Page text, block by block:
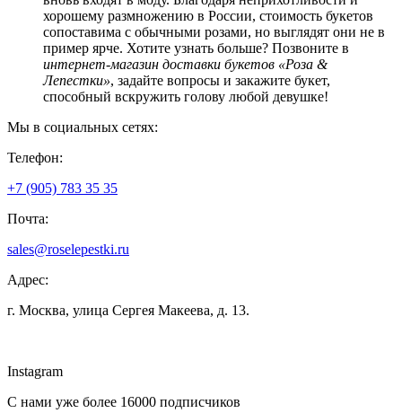
хорошему размножению в России, стоимость букетов
сопоставима с обычными розами, но выглядят они не в
пример ярче. Хотите узнать больше? Позвоните в
интернет-магазин доставки букетов «Роза &
Лепестки», задайте вопросы и закажите букет,
способный вскружить голову любой девушке!
Мы в социальных сетях:
Телефон:
+7 (905) 783 35 35
Почта:
sales@roselepestki.ru
Адрес:
г. Москва, улица Сергея Макеева, д. 13.
Instagram
С нами уже более 16000 подписчиков